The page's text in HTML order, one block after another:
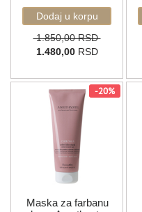
1.850,00 RSD
1.480,00RSD
-20%
Maska za farbanu